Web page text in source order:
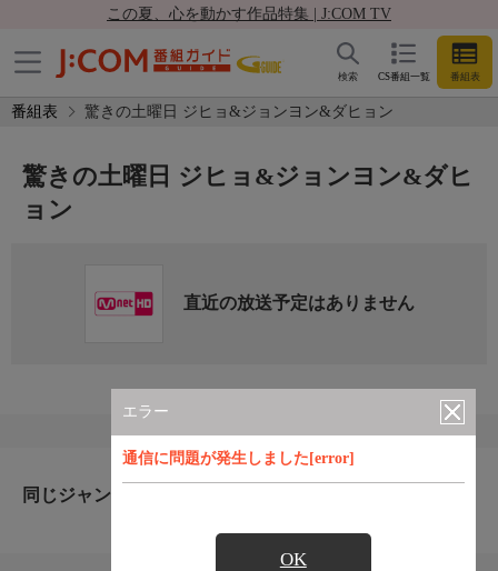
この夏、心を動かす作品特集 | J:COM TV
CS番組一覧 番組表
検索
番組表 驚きの土曜日 ジヒョ&ジョンヨン&ダヒョン
エラー
通信に問題が発生しました[error]
OK
驚きの土曜日 ジヒョ&ジョンヨン&ダヒ
ョン
直近の放送予定はありません
同じジャンルのおすすめ番組